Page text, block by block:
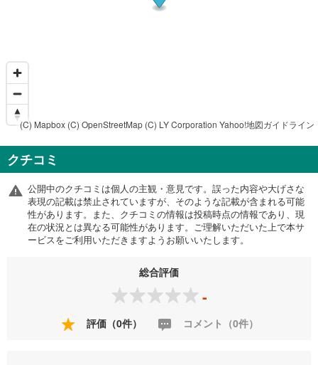
(C) Mapbox (C) OpenStreetMap (C) LY Corporation Yahoo!地図ガイドライン
クチコミ
公開中のクチコミは個人の主観・意見です。誤った内容や大げさな
表現の記載は禁止されていますが、そのような記載が含まれる可能
性があります。また、クチコミの情報は投稿時点の情報であり、現
在の状況とは異なる可能性があります。ご理解いただいた上で本サ
ービスをご利用いただきますようお願いいたします。
総合評価
-
評価（0件） コメント（0件）